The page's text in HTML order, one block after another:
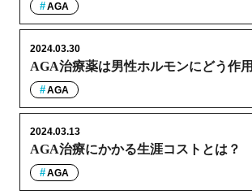
AGA
AGA治療薬は男性ホルモンにどう作
2024.03.30
AGA
AGA治療にかかる生涯コストとは？
2024.03.13
AGA